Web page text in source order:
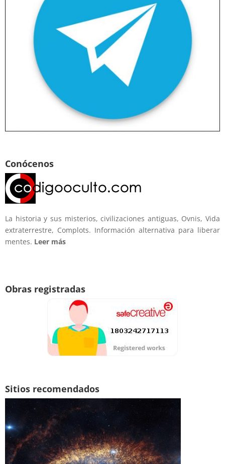
Conócenos
La historia y sus misterios, civilizaciones antiguas, Ovnis, Vida
extraterrestre, Complots. Información alternativa para liberar
mentes. Leer más
Obras registradas
Sitios recomendados